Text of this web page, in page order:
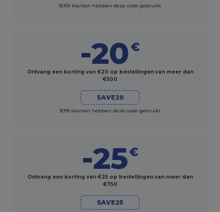
8009 klanten hebben deze code gebruikt
-20 €
Ontvang een korting van €20 op bestellingen van meer dan
€500
SAVE20
3099 klanten hebben deze code gebruikt
-25€
Ontvang een korting van €25 op bestellingen van meer dan
€750
SAVE25